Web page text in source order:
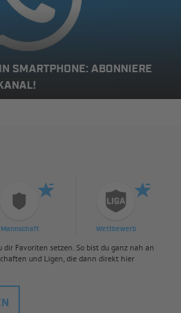
SMARTPHONE: ABONNIERE
Mannschaft Wettbewerb
Favoriten setzen. So bist du ganz nah an
und Ligen, die dann direkt hier